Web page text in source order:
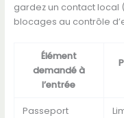
gardez un contact local
blocages au contrôle
Élément
demandé à
l’entrée
Passeport